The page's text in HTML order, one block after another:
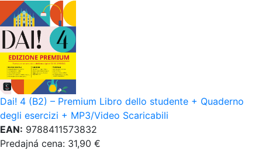
Dai! 4 (B2) – Premium Libro dello studente + Quaderno
degli esercizi + MP3/Video Scaricabili
EAN: 9788411573832
Predajná cena: 31,90 €